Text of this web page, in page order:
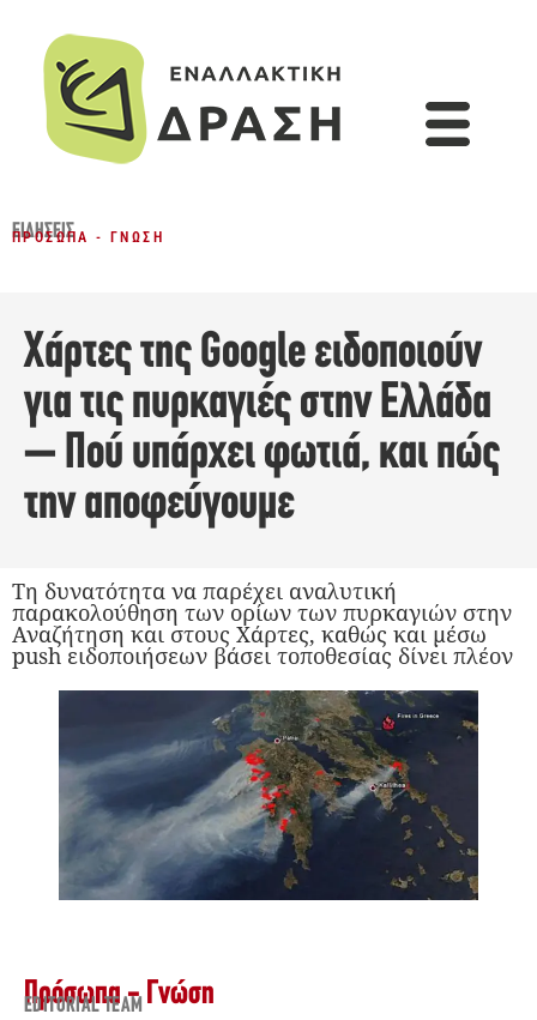
ΕΙΔΉΣΕΙΣ
ΠΡΌΣΩΠΑ - ΓΝΏΣΗ
Χάρτες της Google ειδοποιούν
για τις πυρκαγιές στην Ελλάδα
– Πού υπάρχει φωτιά, και πώς
την αποφεύγουμε
Τη δυνατότητα να παρέχει αναλυτική
παρακολούθηση των ορίων των πυρκαγιών στην
Αναζήτηση και στους Χάρτες, καθώς και μέσω
push ειδοποιήσεων βάσει τοποθεσίας δίνει πλέον
Πρόσωπα - Γνώση
EDITORIAL TEAM